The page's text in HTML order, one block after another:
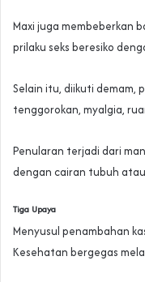
Maxi juga membeberkan
prilaku seks beresiko
Selain itu, diikuti demam,
tenggorokan, myalgia,
Penularan terjadi dari
dengan cairan tubuh
Tiga Upaya
Menyusul penambahan
Kesehatan bergegas